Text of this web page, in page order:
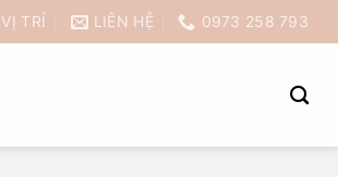
VỊ TRÍ LIÊN HỆ 0973 258 793